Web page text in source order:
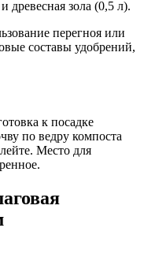
древесная зола (0,5 л).
перегноя или
составы удобрений,
к посадке
по ведру компоста
Место для